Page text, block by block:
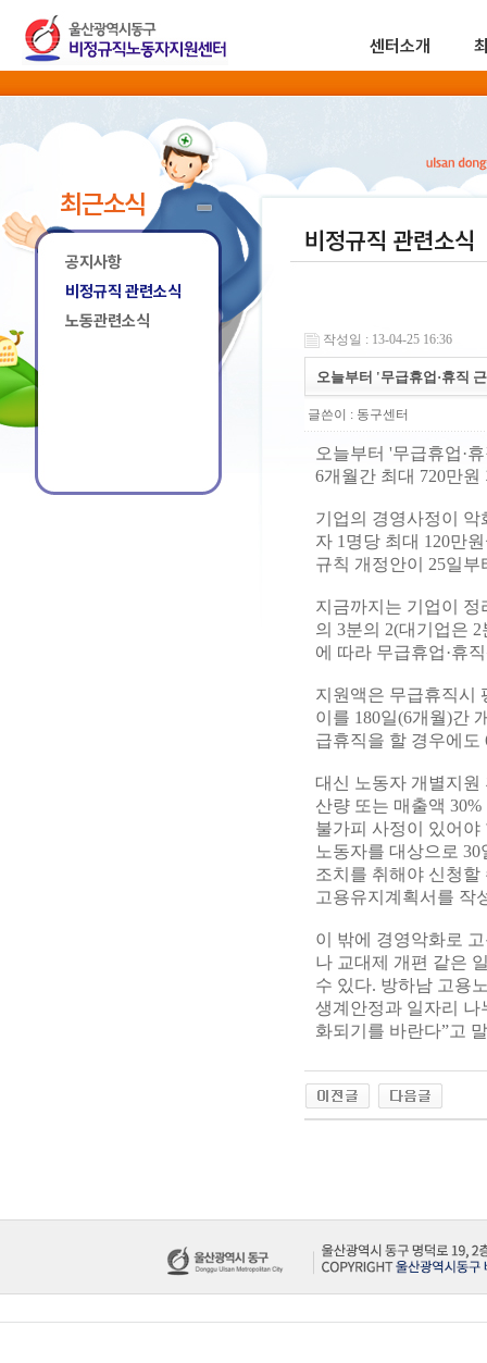
센터소개
최근소식
공지사항
비정규직 관련소식
노동관련소식
비정규직 관련소식
작성일 : 13-04-25 16:36
오늘부터 '무급휴업·휴직
글쓴이 : 동구센터
오늘부터 '무급휴업·
6개월간 최대 720만
기업의 경영사정이 악
자 1명당 최대 120만
규칙 개정안이 25일부
지금까지는 기업이 정
의 3분의 2(대기업은
에 따라 무급휴업·휴
지원액은 무급휴직시
이를 180일(6개월)간
급휴직을 할 경우에도
대신 노동자 개별지
산량 또는 매출액
불가피 사정이 있어야
노동자를 대상으로
조치를 취해야 신청할
고용유지계획서를 작
이 밖에 경영악화로
나 교대제 개편 같은
수 있다. 방하남 고용
생계안정과 일자리 나
화되기를 바란다”고